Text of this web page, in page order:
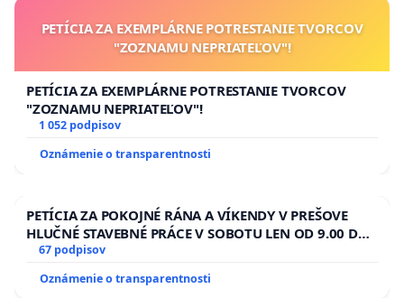
PETÍCIA ZA EXEMPLÁRNE POTRESTANIE TVORCOV
"ZOZNAMU NEPRIATEĽOV"!
PETÍCIA ZA EXEMPLÁRNE POTRESTANIE TVORCOV
"ZOZNAMU NEPRIATEĽOV"!
1 052 podpisov
Oznámenie o transparentnosti
PETÍCIA ZA POKOJNÉ RÁNA A VÍKENDY V PREŠOVE
HLUČNÉ STAVEBNÉ PRÁCE V SOBOTU LEN OD 9.00 DO
13.00 HOD., CEZ PRACOVNÝ TÝŽDEŇ CIEĽ 8.00 – 18.00
HOD. A PRAVIDELNÁ KONTROLA STAVBY C-AREA NA
ĎUMBIERSKEJ/MAGU
67 podpisov
Oznámenie o transparentnosti